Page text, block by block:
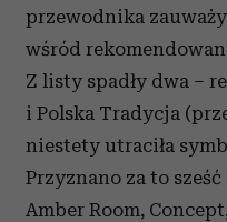
przewodnika
wśród
Z listy spadły dwa –
i Polska Tradycja
niestety utraciła
Przyznano za to
Amber Room,